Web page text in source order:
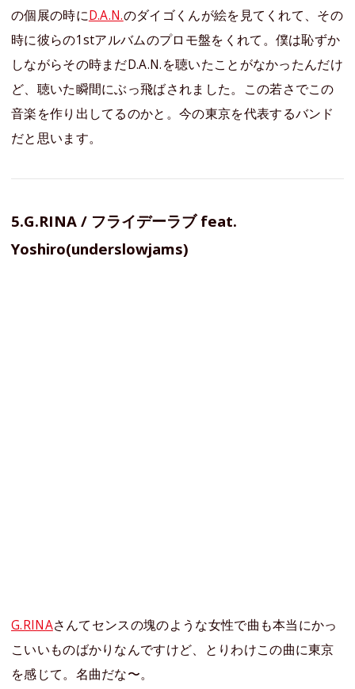
の個展の時にD.A.N.のダイゴくんが絵を見てくれて、その
時に彼らの1stアルバムのプロモ盤をくれて。僕は恥ずか
しながらその時まだD.A.N.を聴いたことがなかったんだけ
ど、聴いた瞬間にぶっ飛ばされました。この若さでこの
音楽を作り出してるのかと。今の東京を代表するバンド
だと思います。
5.G.RINA / フライデーラブ feat.
Yoshiro(underslowjams)
G.RINAさんてセンスの塊のような女性で曲も本当にかっ
こいいものばかりなんですけど、とりわけこの曲に東京
を感じて。名曲だな〜。